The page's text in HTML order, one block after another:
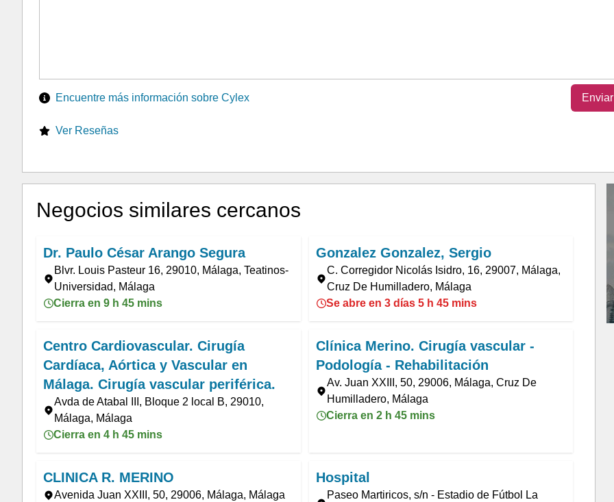
Encuentre más información sobre Cylex
Ver Reseñas
Negocios similares cercanos
Dr. Paulo César Arango Segura
Blvr. Louis Pasteur 16, 29010, Málaga, Teatinos-
Universidad, Málaga
Cierra en 9 h 45 mins
Gonzalez Gonzalez, Sergio
C. Corregidor Nicolás Isidro, 16, 29007, Málaga,
Cruz De Humilladero, Málaga
Se abre en 3 días 5 h 45 mins
Centro Cardiovascular. Cirugía
Cardíaca, Aórtica y Vascular en
Málaga. Cirugía vascular periférica.
Avda de Atabal III, Bloque 2 local B, 29010,
Málaga, Málaga
Cierra en 4 h 45 mins
Clínica Merino. Cirugía vascular -
Podología - Rehabilitación
Av. Juan XXIII, 50, 29006, Málaga, Cruz De
Humilladero, Málaga
Cierra en 2 h 45 mins
CLINICA R. MERINO
Avenida Juan XXIII, 50, 29006, Málaga, Málaga
Hospital
Paseo Martiricos, s/n - Estadio de Fútbol La